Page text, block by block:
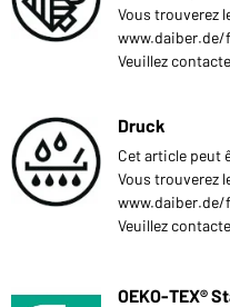
Vous trouverez
Veuillez
Druck
Cet article peut
Vous trouverez
Veuillez
OEKO-TEX®